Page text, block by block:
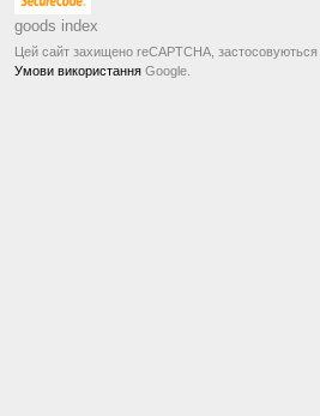
goods index
Цей сайт захищено reCAPTCHA, застосовуються
Умови використання Google.